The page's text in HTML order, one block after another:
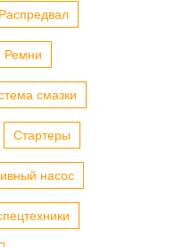
Распредвал
Ремни
смазки
Стартеры
насос